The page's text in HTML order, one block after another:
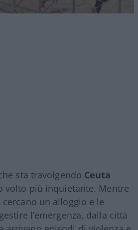
sta travolgendo Ceuta
volto più inquietante. Mentre
un alloggio e le
l’emergenza, dalla città